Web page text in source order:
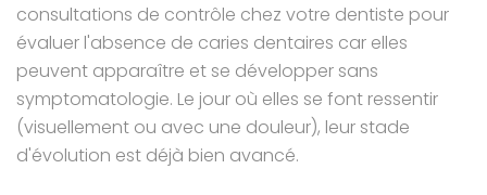
consultations de contrôle chez votre dentiste pour
évaluer l'absence de caries dentaires car elles
peuvent apparaître et se développer sans
symptomatologie. Le jour où elles se font ressentir
(visuellement ou avec une douleur), leur stade
d'évolution est déjà bien avancé.